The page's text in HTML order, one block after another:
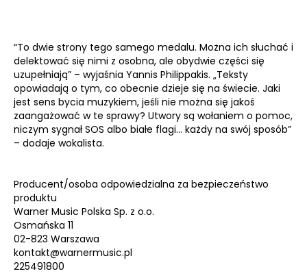
“To dwie strony tego samego medalu. Można ich słuchać i
delektować się nimi z osobna, ale obydwie części się
uzupełniają” – wyjaśnia Yannis Philippakis. „Teksty
opowiadają o tym, co obecnie dzieje się na świecie. Jaki
jest sens bycia muzykiem, jeśli nie można się jakoś
zaangażować w te sprawy? Utwory są wołaniem o pomoc,
niczym sygnał SOS albo białe flagi... każdy na swój sposób”
– dodaje wokalista.
Producent/osoba odpowiedzialna za bezpieczeństwo
produktu
Warner Music Polska Sp. z o.o.
Osmańska 11
02-823 Warszawa
kontakt@warnermusic.pl
225491800